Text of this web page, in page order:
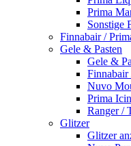
Prima
Sonstige
Finnabair /
Gele & Pasten
Gele &
Finnabair
Nuvo
Prima
Ranger /
Glitzer
Glitzer